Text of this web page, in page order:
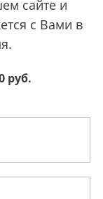
сайте и
с Вами в
руб.